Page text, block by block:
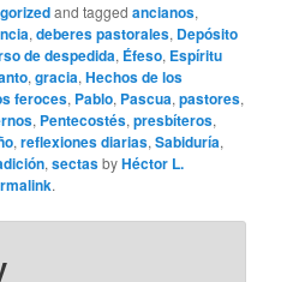
and taggedancianos,
,deberes pastorales, Depósito
de despedida, Éfeso, Espíritu
,gracia,Hechos de los
feroces, Pablo, Pascua,pastores,
, Pentecostés,presbíteros,
,reflexiones diarias,Sabiduría,
,sectasbyHéctor L.
.